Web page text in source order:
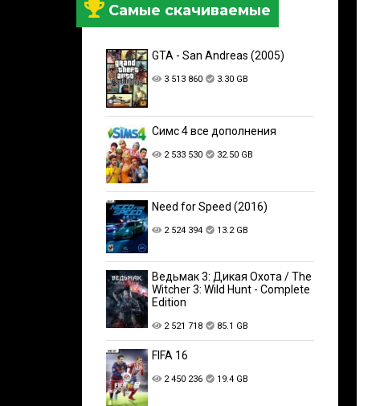
Самые скачиваемые
GTA - San Andreas (2005)
3 513 860 3.30 GB
Симс 4 все дополнения
2 533 530 32.50 GB
Need for Speed (2016)
2 524 394 13.2 GB
Ведьмак 3: Дикая Охота / The
Witcher 3: Wild Hunt - Complete
Edition
2 521 718 85.1 GB
FIFA 16
2 450 236 19.4 GB